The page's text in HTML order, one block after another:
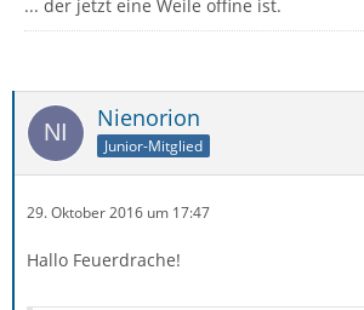
... der jetzt eine Weile offine ist.
Nienorion
Junior-Mitglied
29. Oktober 2016 um 17:47
Hallo Feuerdrache!